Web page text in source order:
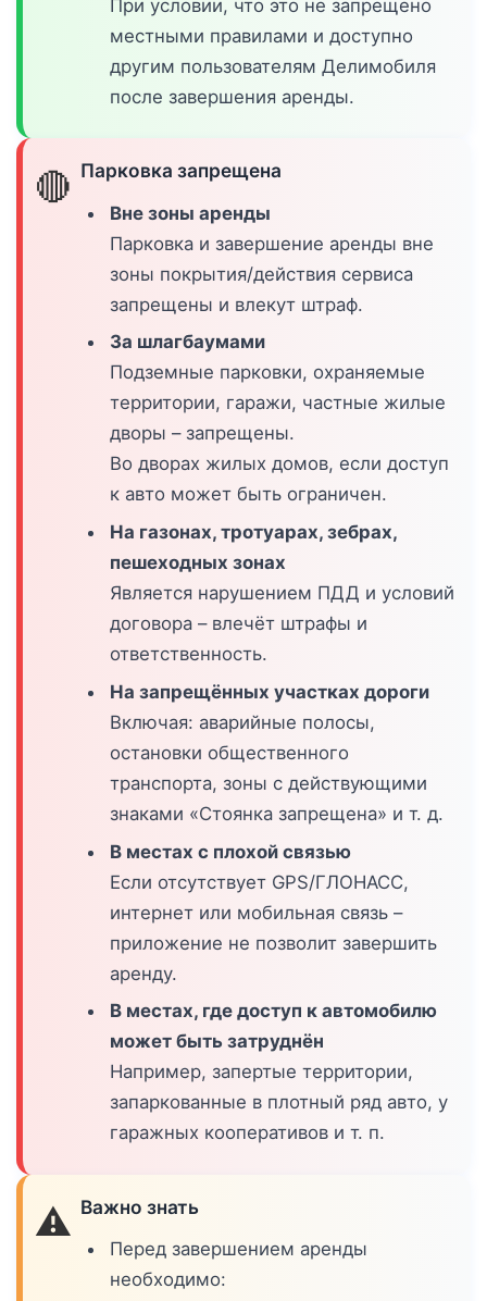
При условии, что это не запрещено
местными правилами и доступно
другим пользователям Делимобиля
после завершения аренды.
🔴 Парковка запрещена
Вне зоны аренды
Парковка и завершение аренды вне
зоны покрытия/действия сервиса
запрещены и влекут штраф.
За шлагбаумами
Подземные парковки, охраняемые
территории, гаражи, частные жилые
дворы – запрещены.
Во дворах жилых домов, если доступ
к авто может быть ограничен.
На газонах, тротуарах, зебрах,
пешеходных зонах
Является нарушением ПДД и условий
договора – влечёт штрафы и
ответственность.
На запрещённых участках дороги
Включая: аварийные полосы,
остановки общественного
транспорта, зоны с действующими
знаками «Стоянка запрещена» и т. д.
В местах с плохой связью
Если отсутствует GPS/ГЛОНАСС,
интернет или мобильная связь –
приложение не позволит завершить
аренду.
В местах, где доступ к автомобилю
может быть затруднён
Например, запертые территории,
запаркованные в плотный ряд авто, у
гаражных кооперативов и т. п.
⚠️ Важно знать
Перед завершением аренды
необходимо: